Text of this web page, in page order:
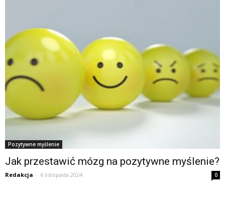
Pozytywne myślenie
Jak przestawić mózg na pozytywne myślenie?
Redakcja - 6 listopada 2024 0